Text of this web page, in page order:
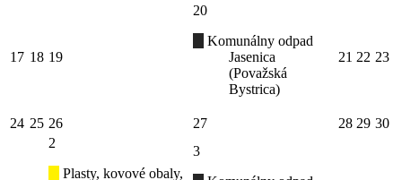
17 18 19
20
Komunálny odpad
Jasenica
(Považská
Bystrica)
21 22 23
24 25 26 27 28 29 30
2
Plasty, kovové obaly,
3